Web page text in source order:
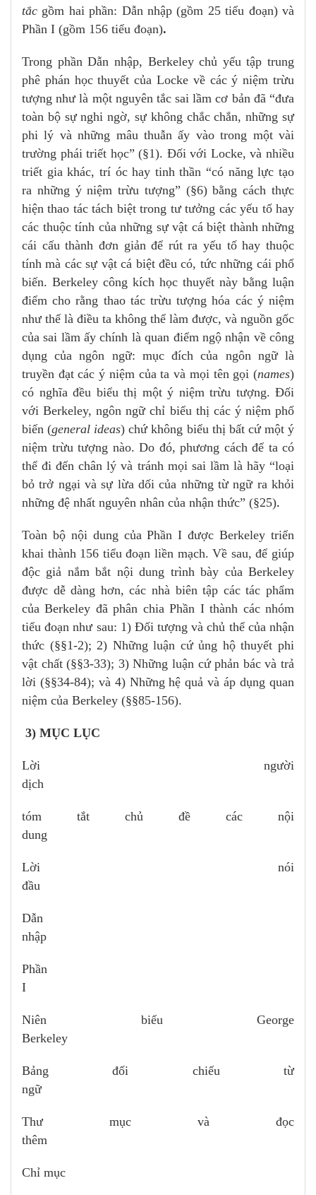
tắc gồm hai phần: Dẫn nhập (gồm 25 tiểu đoạn) và
Phần I (gồm 156 tiểu đoạn).
Trong phần Dẫn nhập, Berkeley chủ yếu tập trung
phê phán học thuyết của Locke về các ý niệm trừu
tượng như là một nguyên tắc sai lầm cơ bản đã “đưa
toàn bộ sự nghi ngờ, sự không chắc chắn, những sự
phi lý và những mâu thuẫn ấy vào trong một vài
trường phái triết học” (§1). Đối với Locke, và nhiều
triết gia khác, trí óc hay tinh thần “có năng lực tạo
ra những ý niệm trừu tượng” (§6) bằng cách thực
hiện thao tác tách biệt trong tư tưởng các yếu tố hay
các thuộc tính của những sự vật cá biệt thành những
cái cấu thành đơn giản để rút ra yếu tố hay thuộc
tính mà các sự vật cá biệt đều có, tức những cái phổ
biến. Berkeley công kích học thuyết này bằng luận
điểm cho rằng thao tác trừu tượng hóa các ý niệm
như thế là điều ta không thể làm được, và nguồn gốc
của sai lầm ấy chính là quan điểm ngộ nhận về công
dụng của ngôn ngữ: mục đích của ngôn ngữ là
truyền đạt các ý niệm của ta và mọi tên gọi (names)
có nghĩa đều biểu thị một ý niệm trừu tượng. Đối
với Berkeley, ngôn ngữ chỉ biểu thị các ý niệm phổ
biến (general ideas) chứ không biểu thị bất cứ một ý
niệm trừu tượng nào. Do đó, phương cách để ta có
thể đi đến chân lý và tránh mọi sai lầm là hãy “loại
bỏ trở ngại và sự lừa dối của những từ ngữ ra khỏi
những đệ nhất nguyên nhân của nhận thức” (§25).
Toàn bộ nội dung của Phần I được Berkeley triển
khai thành 156 tiểu đoạn liền mạch. Về sau, để giúp
độc giả nắm bắt nội dung trình bày của Berkeley
được dễ dàng hơn, các nhà biên tập các tác phẩm
của Berkeley đã phân chia Phần I thành các nhóm
tiểu đoạn như sau: 1) Đối tượng và chủ thể của nhận
thức (§§1-2); 2) Những luận cứ ủng hộ thuyết phi
vật chất (§§3-33); 3) Những luận cứ phản bác và trả
lời (§§34-84); và 4) Những hệ quả và áp dụng quan
niệm của Berkeley (§§85-156).
3) MỤC LỤC
Lời người
dịch
tóm tắt chủ đề các nội
dung
Lời nói
đầu
Dẫn
nhập
Phần
I
Niên biểu George
Berkeley
Bảng đối chiếu từ
ngữ
Thư mục và đọc
thêm
Chỉ mục